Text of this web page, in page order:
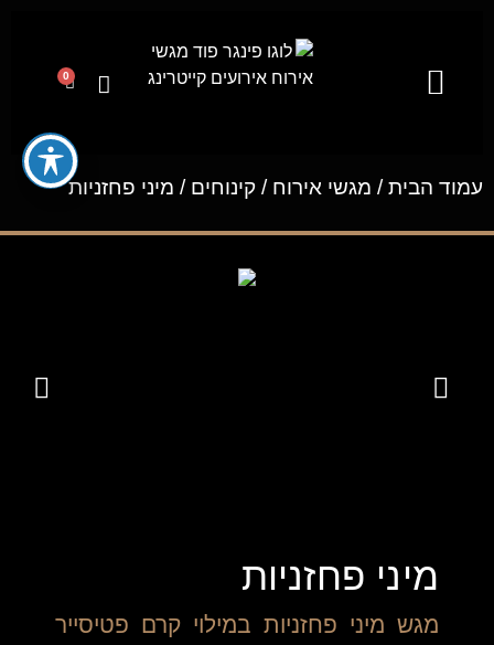
0
עמוד הבית/ מגשי אירוח / קינוחים / מיני פחזניות
מיני פחזניות
מגש מיני פחזניות במילוי קרם פטיסייר